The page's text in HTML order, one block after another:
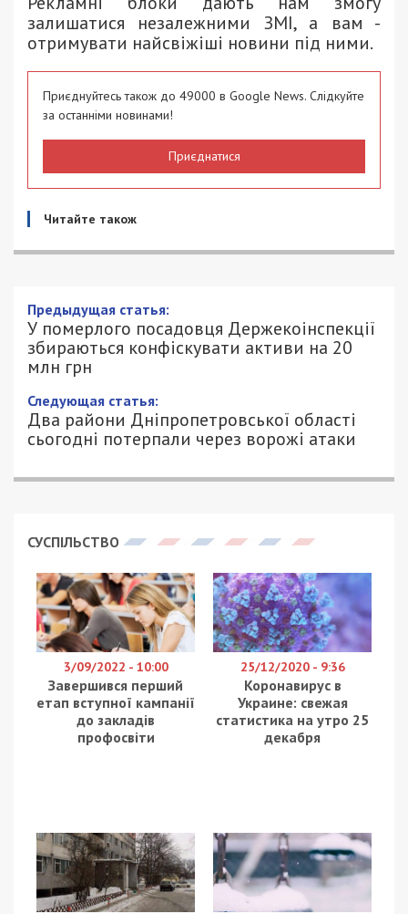
залишатися незалежними ЗМІ, а вам -
отримувати найсвіжіші новини під ними.
Приєднуйтесь також до 49000 в Google News. Слідкуйте
за останніми новинами!
Приєднатися
Читайте також
Предыдущая статья:
У померлого посадовця Держекоінспекції
збираються конфіскувати активи на 20
млн грн
Следующая статья:
Два райони Дніпропетровської області
сьогодні потерпали через ворожі атаки
СУСПІЛЬСТВО
3/09/2022 - 10:00
Завершився перший
етап вступної кампанії
до закладів
профосвіти
25/12/2020 - 9:36
Коронавирус в
Украине: свежая
статистика на утро 25
декабря